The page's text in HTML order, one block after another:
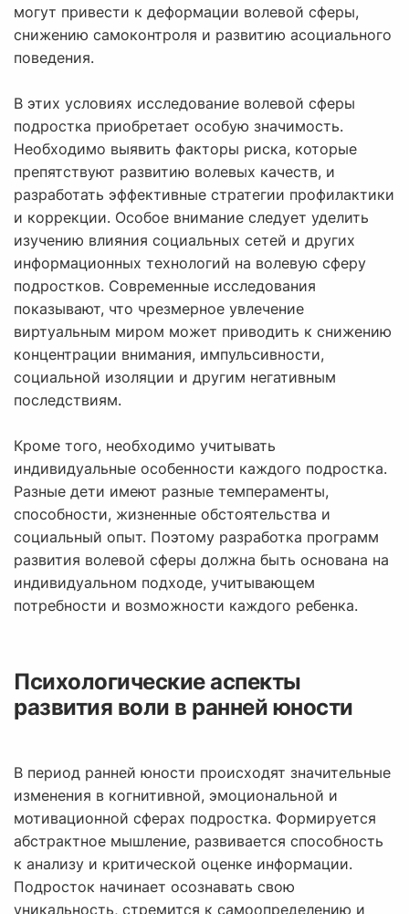
могут привести к деформации волевой сферы,
снижению самоконтроля и развитию асоциального
поведения.
В этих условиях исследование волевой сферы
подростка приобретает особую значимость.
Необходимо выявить факторы риска, которые
препятствуют развитию волевых качеств, и
разработать эффективные стратегии профилактики
и коррекции. Особое внимание следует уделить
изучению влияния социальных сетей и других
информационных технологий на волевую сферу
подростков. Современные исследования
показывают, что чрезмерное увлечение
виртуальным миром может приводить к снижению
концентрации внимания, импульсивности,
социальной изоляции и другим негативным
последствиям.
Кроме того, необходимо учитывать
индивидуальные особенности каждого подростка.
Разные дети имеют разные темпераменты,
способности, жизненные обстоятельства и
социальный опыт. Поэтому разработка программ
развития волевой сферы должна быть основана на
индивидуальном подходе, учитывающем
потребности и возможности каждого ребенка.
Психологические аспекты
развития воли в ранней юности
В период ранней юности происходят значительные
изменения в когнитивной, эмоциональной и
мотивационной сферах подростка. Формируется
абстрактное мышление, развивается способность
к анализу и критической оценке информации.
Подросток начинает осознавать свою
уникальность, стремится к самоопределению и